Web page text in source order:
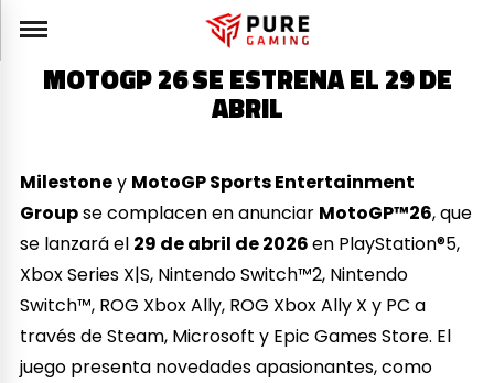
MOTOGP 26 SE ESTRENA EL 29 DE
ABRIL
Milestoney MotoGP Sports Entertainment
Groupse complacen en anunciar MotoGP™26, que
se lanzará el 29 de abril de 2026en PlayStation®5,
Xbox Series X|S, Nintendo Switch™2, Nintendo
Switch™, ROG Xbox Ally, ROG Xbox Ally X y PC a
través de Steam, Microsoft y Epic Games Store. El
juego presenta novedades apasionantes, como